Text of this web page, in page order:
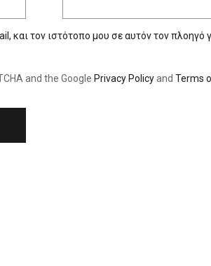
και τον ιστότοπο μου σε αυτόν τον πλοηγό
and the Google Privacy Policyand Terms